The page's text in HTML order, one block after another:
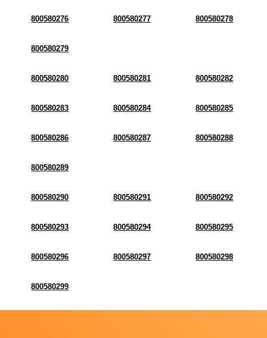
800580276 800580277 800580278
800580279
800580280 800580281 800580282
800580283 800580284 800580285
800580286 800580287 800580288
800580289
800580290 800580291 800580292
800580293 800580294 800580295
800580296 800580297 800580298
800580299